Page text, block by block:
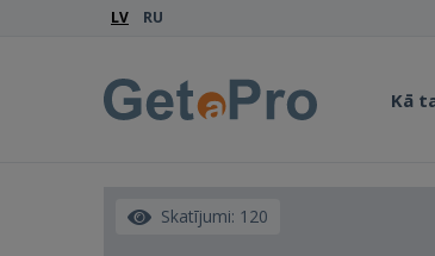
LV RU
Kā
Skatījumi: 120